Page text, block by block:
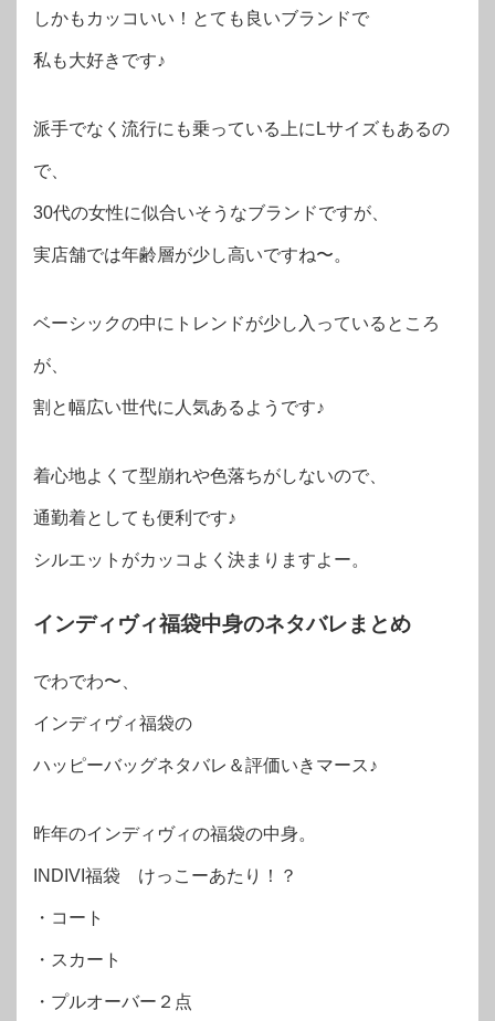
しかもカッコいい！とても良いブランドで
私も大好きです♪
派手でなく流行にも乗っている上にLサイズもあるの
で、
30代の女性に似合いそうなブランドですが、
実店舗では年齢層が少し高いですね〜。
ベーシックの中にトレンドが少し入っているところ
が、
割と幅広い世代に人気あるようです♪
着心地よくて型崩れや色落ちがしないので、
通勤着としても便利です♪
シルエットがカッコよく決まりますよー。
インディヴィ福袋中身のネタバレまとめ
でわでわ〜、
インディヴィ福袋の
ハッピーバッグネタバレ＆評価いきマース♪
昨年のインディヴィの福袋の中身。
INDIVI福袋 けっこーあたり！？
・コート
・スカート
・プルオーバー２点